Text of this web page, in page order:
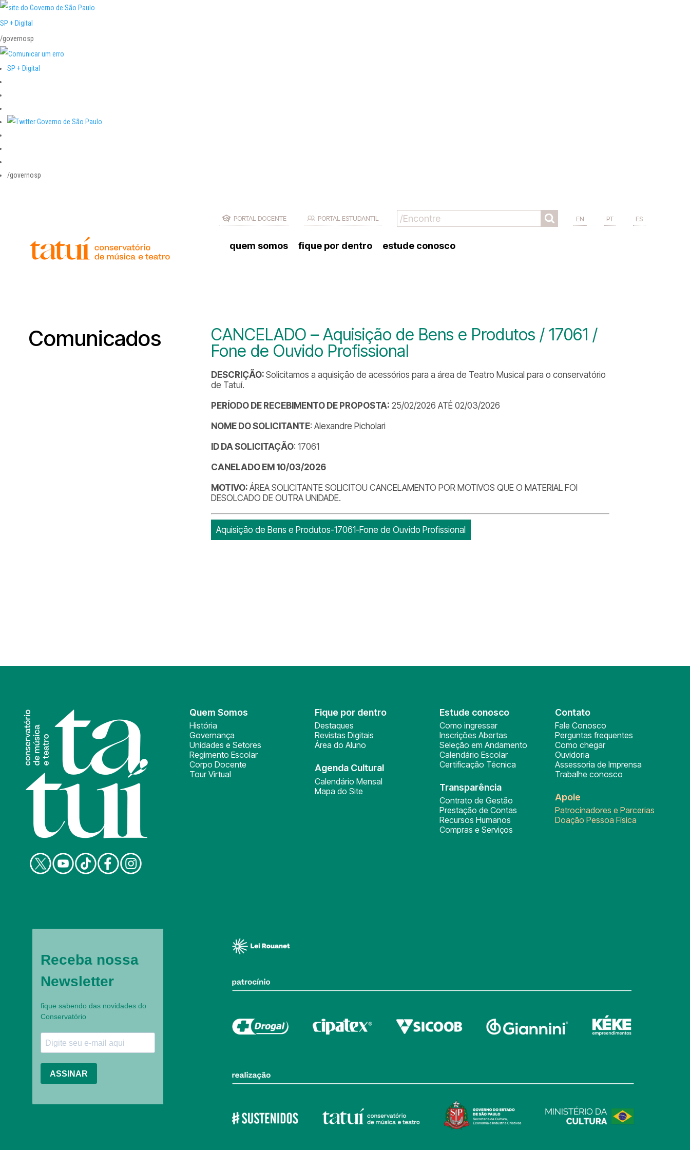
SP + Digital
/governosp
SP + Digital
/governosp
PORTAL DOCENTE PORTAL ESTUDANTIL EN PT ES
quem somos fique por dentro estude conosco
Comunicados
CANCELADO – Aquisição de Bens e Produtos / 17061 /
Fone de Ouvido Profissional
DESCRIÇÃO:Solicitamos a aquisição de acessórios para a área de Teatro Musical para o conservatório
de Tatuí.
PERÍODO DE RECEBIMENTO DE PROPOSTA: 25/02/2026 ATÉ 02/03/2026
NOME DO SOLICITANTE: Alexandre Picholari
ID DA SOLICITAÇÃO: 17061
CANELADO EM 10/03/2026
MOTIVO:ÁREA SOLICITANTE SOLICITOU CANCELAMENTO POR MOTIVOS QUE O MATERIAL FOI
DESOLCADO DE OUTRA UNIDADE.
Aquisição de Bens e Produtos-17061-Fone de Ouvido Profissional
Quem Somos
História
Governança
Unidades e Setores
Regimento Escolar
Corpo Docente
Tour Virtual
Fique por dentro
Destaques
Revistas Digitais
Área do Aluno
Agenda Cultural
Calendário Mensal
Mapa do Site
Estude conosco
Como ingressar
Inscrições Abertas
Seleção em Andamento
Calendário Escolar
Certificação Técnica
Transparência
Contrato de Gestão
Prestação de Contas
Recursos Humanos
Compras e Serviços
Contato
Fale Conosco
Perguntas frequentes
Como chegar
Ouvidoria
Assessoria de Imprensa
Trabalhe conosco
Apoie
Patrocinadores e Parcerias
Doação Pessoa Física